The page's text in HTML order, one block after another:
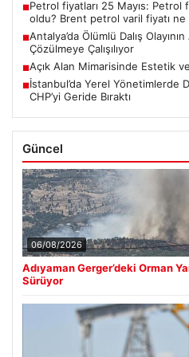
■Petrol fiyatları 25 Mayıs:
oldu? Brent petrol varil fiyatı ne
■Antalya’da Ölümlü Dalış
Çözülmeye Çalışılıyor
■Açık Alan Mimarisinde Estetik
■İstanbul’da Yerel Yönetimlerde
CHP’yi Geride Bıraktı
Güncel
06/08/2026
Adıyaman Gerger’deki Orman
Sürüyor